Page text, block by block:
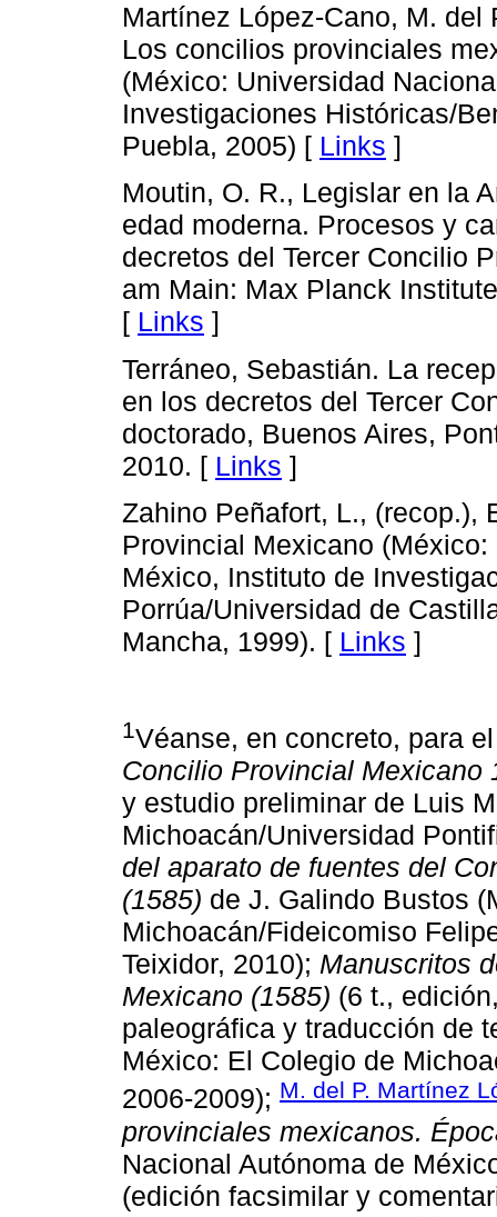
Martínez López-Cano, M. del
Los concilios provinciales
(México: Universidad
Investigaciones Históricas/
Puebla, 2005) [ Links ]
Moutin, O. R., Legislar en la
edad moderna. Procesos y
decretos del Tercer Concilio
am Main: Max Planck
[ Links ]
Terráneo, Sebastián. La
en los decretos del Tercer
doctorado, Buenos Aires,
2010. [ Links ]
Zahino Peñafort, L., (recop.),
Provincial Mexicano
México, Instituto de
Porrúa/Universidad de
Mancha, 1999). [ Links ]
1Véanse, en concreto, para
Concilio Provincial Mexicano
y estudio preliminar de Luis
Michoacán/Universidad
del aparato de fuentes del
(1585) de J. Galindo Bustos
Michoacán/Fideicomiso
Teixidor, 2010); Manuscritos
Mexicano (1585) (6 t.,
paleográfica y traducción de
México: El Colegio de
2006-2009); M. del P. Martínez
provinciales mexicanos.
Nacional Autónoma de
(edición facsimilar y